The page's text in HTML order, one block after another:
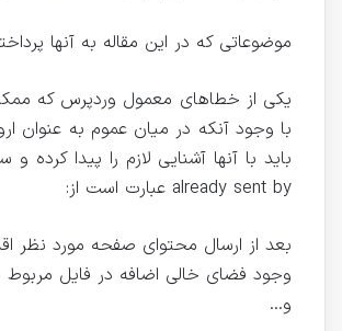
موضوعاتی که در این مقاله به آنها
already sent by عبارت است از:
بعد از ارسال محتوای صفحه مورد نظر
وجود فضای خالی اضافه در فایل
و…